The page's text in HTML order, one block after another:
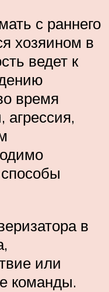
с раннего
хозяином в
ведет к
время
агрессия,
в
или
команды.